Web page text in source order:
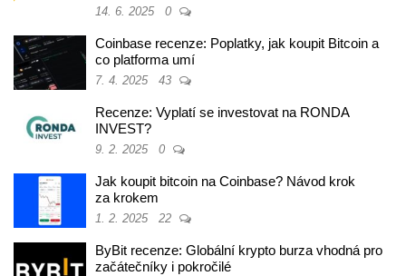
14. 6. 2025 0
Coinbase recenze: Poplatky, jak koupit Bitcoin a
co platforma umí
7. 4. 2025 43
Recenze: Vyplatí se investovat na RONDA
INVEST?
9. 2. 2025 0
Jak koupit bitcoin na Coinbase? Návod krok
za krokem
1. 2. 2025 22
ByBit recenze: Globální krypto burza vhodná pro
začátečníky i pokročilé